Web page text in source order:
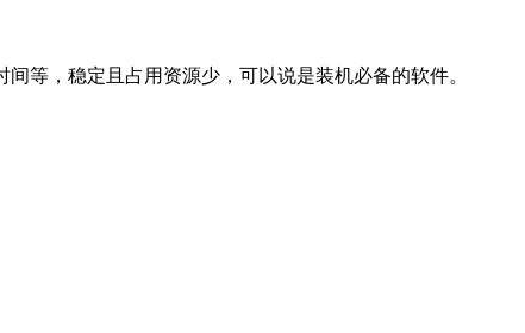
等，稳定且占用资源少，可以说是装机必备的软件。